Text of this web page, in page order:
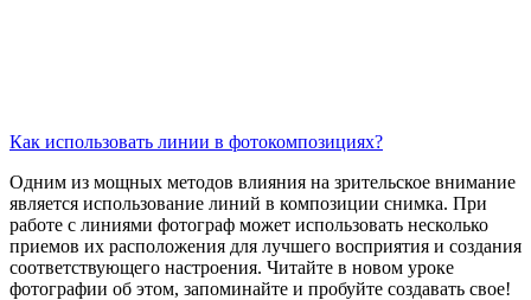
Как использовать линии в фотокомпозициях?
Одним из мощных методов влияния на зрительское внимание
является использование линий в композиции снимка. При
работе с линиями фотограф может использовать несколько
приемов их расположения для лучшего восприятия и создания
соответствующего настроения. Читайте в новом уроке
фотографии об этом, запоминайте и пробуйте создавать свое!